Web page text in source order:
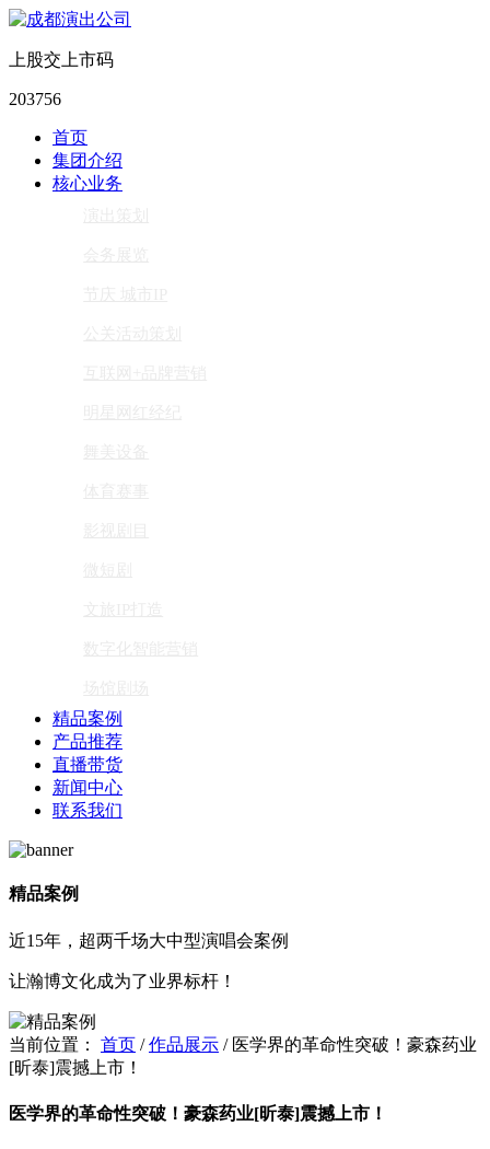
上股交上市码
203756
首页
集团介绍
核心业务
精品案例
产品推荐
直播带货
新闻中心
联系我们
精品案例
近15年，超两千场大中型演唱会案例
让瀚博文化成为了业界标杆！
当前位置： 首页 /作品展示 / 医学界的革命性突破！豪森药业
[昕泰]震撼上市！
医学界的革命性突破！豪森药业[昕泰]震撼上市！